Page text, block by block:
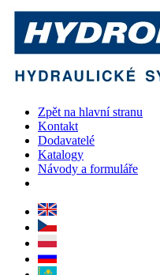
Zpět na hlavní stranu
Kontakt
Dodavatelé
Katalogy
Návody a formuláře